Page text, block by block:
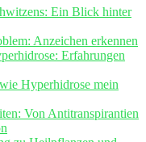
Ein Blick ‌hinter
Anzeichen erkennen
Erfahrungen
Hyperhidrose mein
Von Antitranspirantien